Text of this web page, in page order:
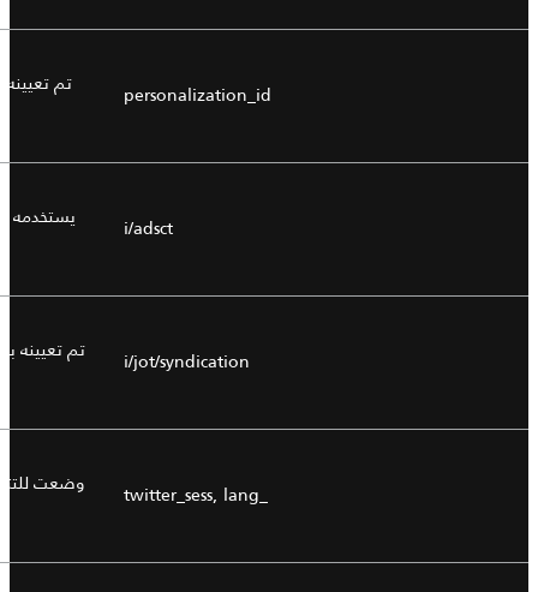
personalization_id تم
i/adsct يستخدمه
i/jot/syndication تم تعيينه
وضعت